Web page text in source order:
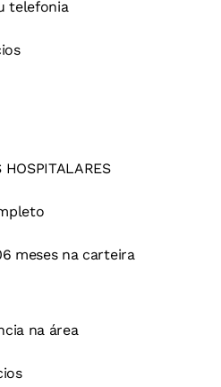
telefonia
HOSPITALARES
meses na carteira
na área